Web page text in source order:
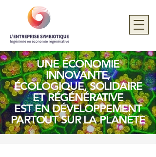
UNE ÉCONOMIE
INNOVANTE,
ÉCOLOGIQUE, SOLIDAIRE
ET RÉGÉNÉRATIVE
EST EN DÉVELOPPEMENT
PARTOUT SUR LA PLANÈTE